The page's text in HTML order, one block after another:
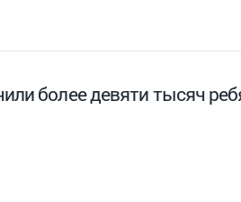
более девяти тысяч